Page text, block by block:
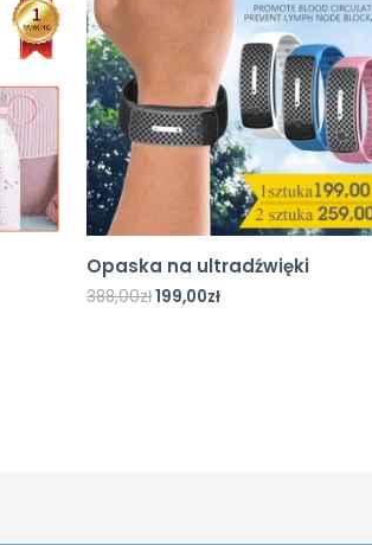
Opaska na ultradźwięki
388,00zł199,00zł